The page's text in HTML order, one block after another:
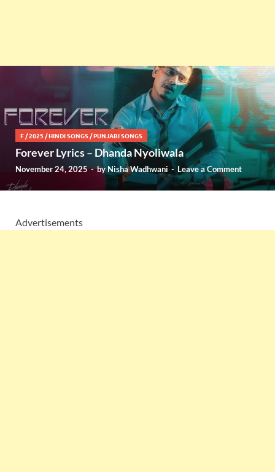
F /2025 /HINDI SONGS /PUNJABI SONGS
Forever Lyrics – Dhanda Nyoliwala
November 24, 2025-byNisha Wadhwani - Leave a Comment
Advertisements